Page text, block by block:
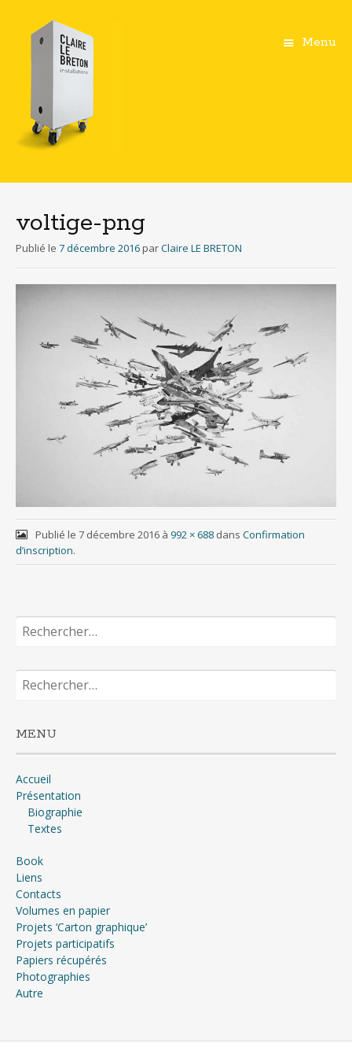
Menu
principal
voltige-png
Publié le 7 décembre 2016 parClaire LE BRETON
Publié le 7 décembre 2016à 992 × 688dans Confirmation
d’inscription.
Rechercher :
Rechercher :
MENU
Accueil
Présentation
Biographie
Textes
Book
Liens
Contacts
Volumes en papier
Projets ‘Carton graphique’
Projets participatifs
Papiers récupérés
Photographies
Autre